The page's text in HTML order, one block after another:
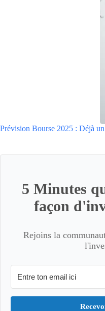
Prévision Bourse 2025 : Déjà
5 Minutes
façon
Rejoins la